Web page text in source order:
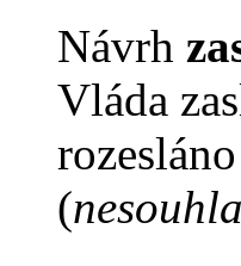
Návrh
Vláda
(